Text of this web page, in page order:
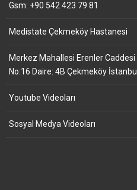
Gsm: +90 542 423 79 81
Medistate Çekmeköy Hastanesi
Merkez Mahallesi Erenler Caddesi
No:16 Daire: 4B Çekmeköy İstanbul
Youtube Videoları
Sosyal Medya Videoları